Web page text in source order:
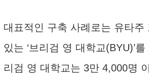
대표적인 구축 사례로는 유타주
있는 ‘브리검 영 대학교(BYU)’
리검 영 대학교는 3만 4,000명